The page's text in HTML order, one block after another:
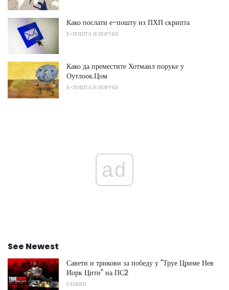
Како послати е-пошту из ПХП скрипта
Е-ПОШТА И ПОРУКЕ
Како да преместите Хотмаил поруке у
Оутлоок.Цом
Е-ПОШТА И ПОРУКЕ
ad
See Newest
Савети и трикови за победу у "Труе Цриме Нев
Иорк Цити" на ПС2
ГАМИНГ